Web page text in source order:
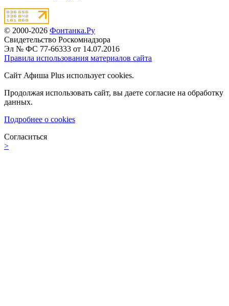
© 2000-2026 Фонтанка.Ру
Свидетельство Роскомнадзора
Эл № ФС 77-66333 от 14.07.2016
Правила использования материалов сайта
Сайт Афиша Plus использует cookies.
Продолжая использовать сайт, вы даете согласие на обработку
данных.
Подробнее о cookies
Согласиться
>